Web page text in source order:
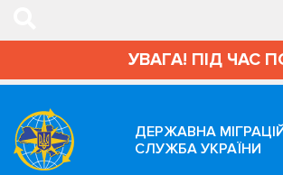
УВАГА! ПІД ЧАС
ДЕРЖАВНА
СЛУЖБА УКРАЇНИ